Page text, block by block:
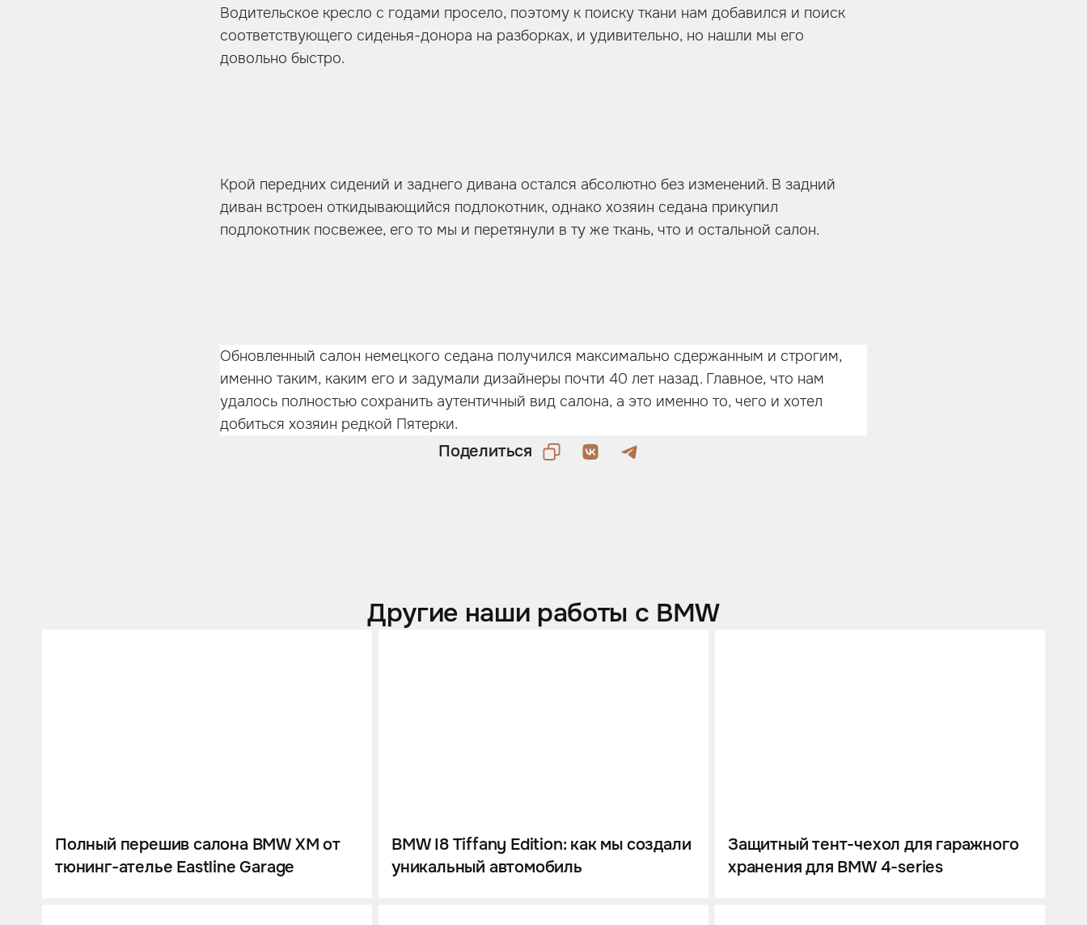
Водительское кресло с годами просело, поэтому к поиску ткани нам добавился и поиск
соответствующего сиденья-донора на разборках, и удивительно, но нашли мы его
довольно быстро.
Крой передних сидений и заднего дивана остался абсолютно без изменений. В задний
диван встроен откидывающийся подлокотник, однако хозяин седана прикупил
подлокотник посвежее, его то мы и перетянули в ту же ткань, что и остальной салон.
Обновленный салон немецкого седана получился максимально сдержанным и строгим,
именно таким, каким его и задумали дизайнеры почти 40 лет назад. Главное, что нам
удалось полностью сохранить аутентичный вид салона, а это именно то, чего и хотел
добиться хозяин редкой Пятерки.
Поделиться
Другие наши работы с BMW
Полный перешив салона BMW XM от
тюнинг-ателье Eastline Garage
BMW I8 Tiffany Edition: как мы создали
уникальный автомобиль
Защитный тент-чехол для гаражного
хранения для BMW 4-series